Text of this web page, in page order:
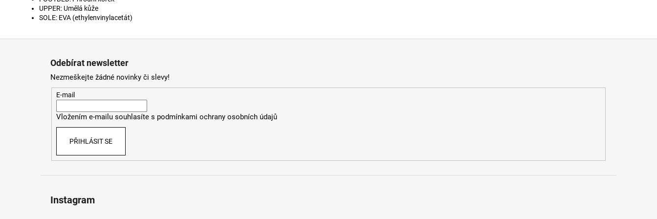
UPPER: Umělá kůže
SOLE: EVA (ethylenvinylacetát)
Odebírat newsletter
Nezmeškejte žádné novinky či slevy!
E-mail
Vložením e-mailu souhlasíte s podmínkami ochrany osobních údajů
PŘIHLÁSIT SE
Instagram